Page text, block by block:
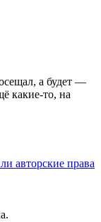
а будет —
какие-то, на
авторские права